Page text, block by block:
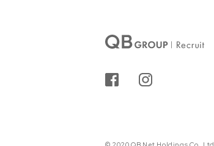
シェアする